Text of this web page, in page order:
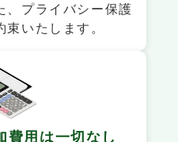
、プライバシー保護
束いたします。
費用は一切なし